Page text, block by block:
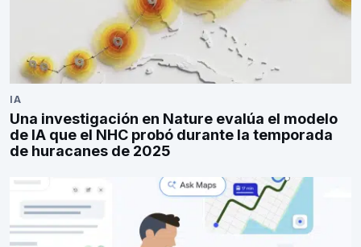
IA
Una investigación en Nature evalúa el modelo
de IA que el NHC probó durante la temporada
de huracanes de 2025